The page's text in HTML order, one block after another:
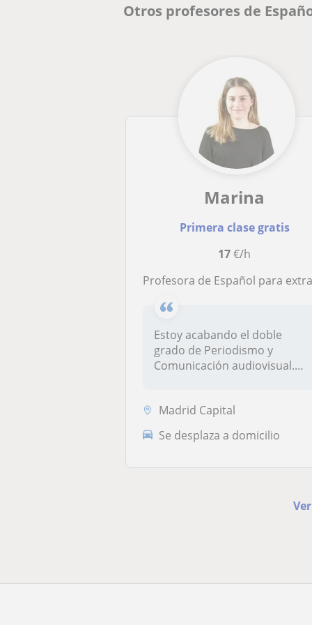
Otros profesores de
Marina
Primera clase gratis
17€/h
Profesora de Español para extranjeros: clases de conversación, gramática, vocabulario,
Estoy acabando el doble
grado de Periodismo y
Comunicación audiovisual.
Madrid Capital
Se desplaza a domicilio